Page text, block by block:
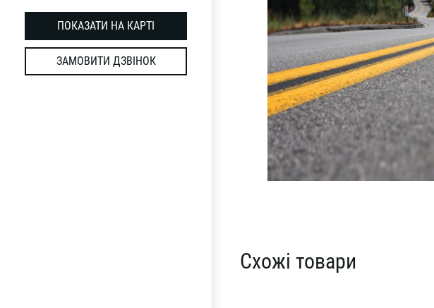
ПОКАЗАТИ НА КАРТІ
ЗАМОВИТИ ДЗВІНОК
Схожі товари